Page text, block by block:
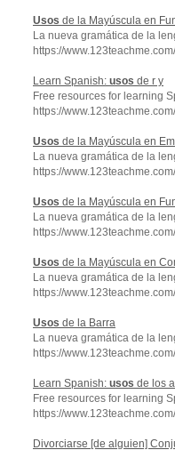
Usos de la Mayúscula en
La nueva gramática de la
https://
Learn Spanish: usos de r y
Free resources for learning
https://
Usos de la Mayúscula en
La nueva gramática de la
https://
Usos de la Mayúscula en
La nueva gramática de la
https://
Usos de la Mayúscula en
La nueva gramática de la
https://
Usos de la Barra
La nueva gramática de la
https://
Learn Spanish: usos de los
Free resources for learning
https://
Divorciarse [de alguien]